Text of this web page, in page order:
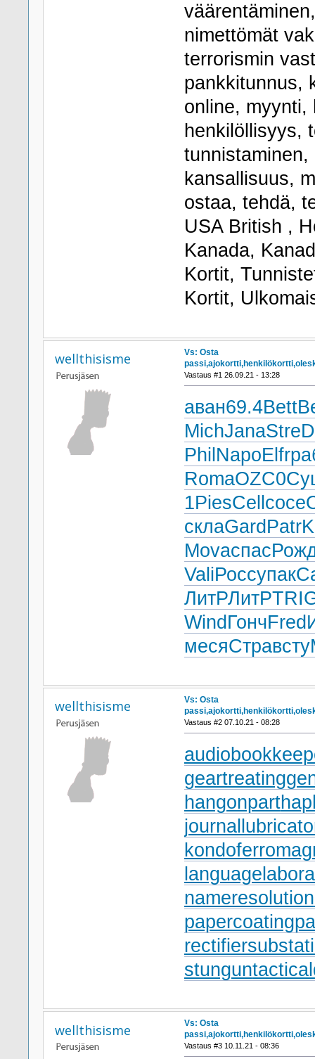
nimettömät
terrorismin
pankkitunnus,
online, myynti,
henkilöllisyys,
kansallisuus,
ostaa, tehdä,
USA British ,
Kanada,
Kortit,
Kortit,
wellthisisme
Vs: Osta
Vastaus #1 26.09.21 - 13:28
аван69.4Bett
MichJanaStre
Phil NapoElfr
RomaOZC0
1PiesCell сосе
склаGard Patr
Movaспас
ValiРоссупак
ЛитРЛитР
Wind ГончFred
месяСтравсту
wellthisisme
Vs: Osta
Vastaus #2 07.10.21 - 08:28
geartreating
hangonpart
nameresolution
papercoating
stungun
wellthisisme
Vs: Osta
Vastaus #3 10.11.21 - 08:36